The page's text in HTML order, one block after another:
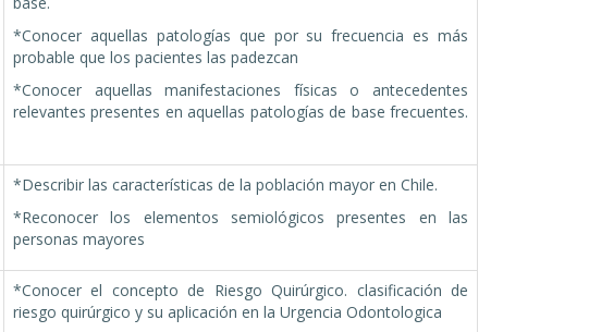
*Conocer aquellas patologías que por su frecuencia es más
probable que los pacientes las padezcan
*Conocer aquellas manifestaciones físicas o antecedentes
relevantes presentes en aquellas patologías de base frecuentes.
*Describir las características de la población mayor en Chile.
*Reconocer los elementos semiológicos presentes en las
personas mayores
*Conocer el concepto de Riesgo Quirúrgico. clasificación de
riesgo quirúrgico y su aplicación en la Urgencia Odontologica